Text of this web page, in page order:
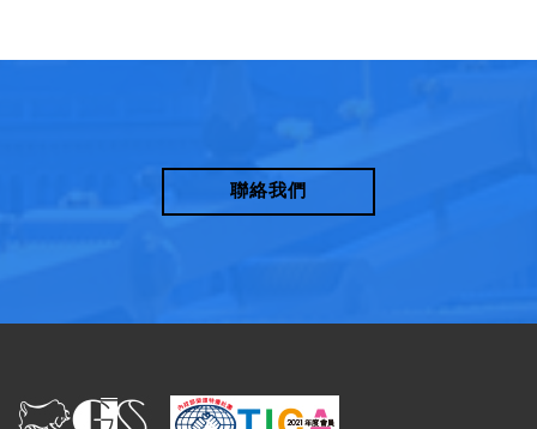
聯絡我們